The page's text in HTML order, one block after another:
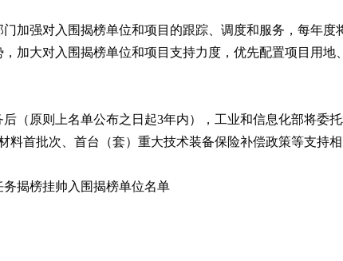
加强对入围揭榜单位和项目的跟踪、调度和服务，每年
加大对入围揭榜单位和项目支持力度，优先配置项目用
（原则上名单公布之日起3年内），工业和信息化部将委
料首批次、首台（套）重大技术装备保险补偿政策等支持相
揭榜挂帅入围揭榜单位名单